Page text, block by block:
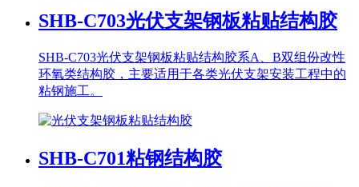
SHB-C703光伏支架钢板粘贴结构胶
SHB-C703光伏支架钢板粘贴结构胶系A、B双组份改性
环氧类结构胶，主要适用于各类光伏支架安装工程中的
粘钢施工。
SHB-C701粘钢结构胶